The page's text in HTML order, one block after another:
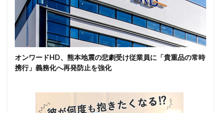
オンワードHD、熊本地震の悲劇受け従業員に「貴重品の常時
携行」義務化へ再発防止を強化